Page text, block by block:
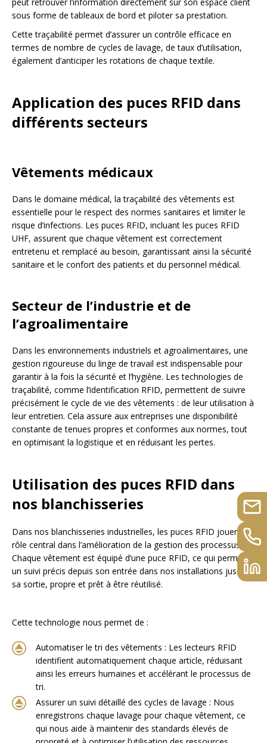
sous forme de tableaux de bord et piloter sa prestation.
Cette traçabilité permet d’assurer un contrôle efficace en
termes de nombre de cycles de lavage, de taux d’utilisation,
également d’anticiper les rotations de chaque textile.
Application des puces RFID dans
différents secteurs
Vêtements médicaux
Dans le domaine médical, la traçabilité des vêtements est
essentielle pour le respect des normes sanitaires et limiter le
risque d’infections. Les puces RFID, incluant les puces RFID
UHF, assurent que chaque vêtement est correctement
entretenu et remplacé au besoin, garantissant ainsi la sécurité
sanitaire et le confort des patients et du personnel médical.
Secteur de l’industrie et de
l’agroalimentaire
Dans les environnements industriels et agroalimentaires, une
gestion rigoureuse du linge de travail est indispensable pour
garantir à la fois la sécurité et l’hygiène. Les technologies de
traçabilité, comme l’identification RFID, permettent de suivre
précisément le cycle de vie des vêtements : de leur utilisation à
leur entretien. Cela assure aux entreprises une disponibilité
constante de tenues propres et conformes aux normes, tout
en optimisant la logistique et en réduisant les pertes.
Utilisation des puces RFID dans
nos blanchisseries
Dans nos blanchisseries industrielles, les puces RFID jouent un
rôle central dans l’amélioration de la gestion des processus.
Chaque vêtement est équipé d’une puce RFID, ce qui permet
un suivi précis depuis son entrée dans nos installations jusqu’à
sa sortie, propre et prêt à être réutilisé.
Cette technologie nous permet de :
Automatiser le tri des vêtements : Les lecteurs RFID
identifient automatiquement chaque article, réduisant
ainsi les erreurs humaines et accélérant le processus de
tri.
Assurer un suivi détaillé des cycles de lavage : Nous
enregistrons chaque lavage pour chaque vêtement, ce
qui nous aide à maintenir des standards élevés de